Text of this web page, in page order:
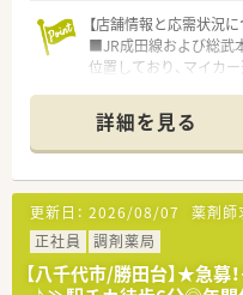
【店舗情報と応需状況に
■JR成田線および総武
位置しており、マイカ
■佐倉厚生園病院の門
科など幅広い総合科目
ます。
■薬剤師は正社員5名と
フも4名在籍しており
る環境です。
【法人特徴について】
■千葉県を中心に26店
詳細を見る
更新日： 2026/08/07 薬剤師
正社員
調剤薬局
【八千代市/勝田台】★急